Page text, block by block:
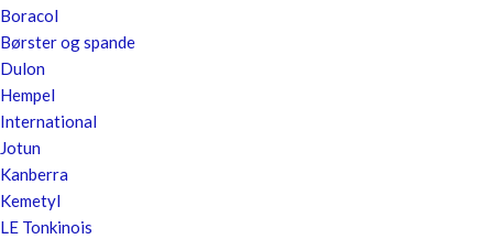
Boracol
Børster og spande
Dulon
Hempel
International
Jotun
Kanberra
Kemetyl
LE Tonkinois